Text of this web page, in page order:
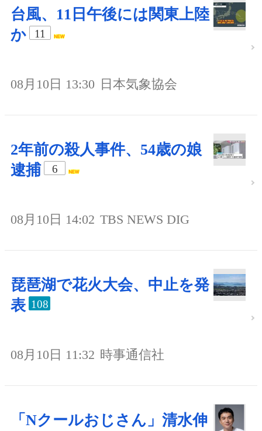
台風、11日午後には関東上陸
か
11
08月10日 13:30 日本気象協会
2年前の殺人事件、54歳の娘
逮捕
6
08月10日 14:02 TBS NEWS DIG
琵琶湖で花火大会、中止を発
表 108
08月10日 11:32 時事通信社
「Nクールおじさん」清水伸